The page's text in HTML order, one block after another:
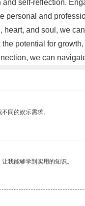
self-reflection.
personal and
heart, and soul, we
potential for
we can
同的娱乐需求。
我能够学到实用的知识。